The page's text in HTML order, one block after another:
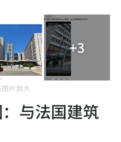
+3
图片放大
与法国建筑